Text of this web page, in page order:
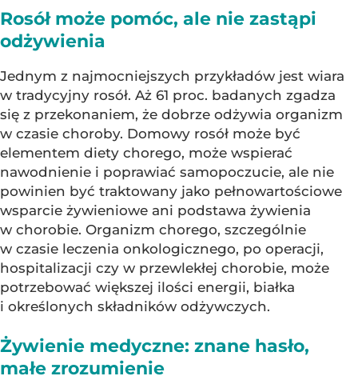
Rosół może pomóc, ale nie zastąpi
odżywienia
Jednym z najmocniejszych przykładów jest wiara
w tradycyjny rosół. Aż 61 proc. badanych zgadza
się z przekonaniem, że dobrze odżywia organizm
w czasie choroby. Domowy rosół może być
elementem diety chorego, może wspierać
nawodnienie i poprawiać samopoczucie, ale nie
powinien być traktowany jako pełnowartościowe
wsparcie żywieniowe ani podstawa żywienia
w chorobie. Organizm chorego, szczególnie
w czasie leczenia onkologicznego, po operacji,
hospitalizacji czy w przewlekłej chorobie, może
potrzebować większej ilości energii, białka
i określonych składników odżywczych.
Żywienie medyczne: znane hasło,
małe zrozumienie